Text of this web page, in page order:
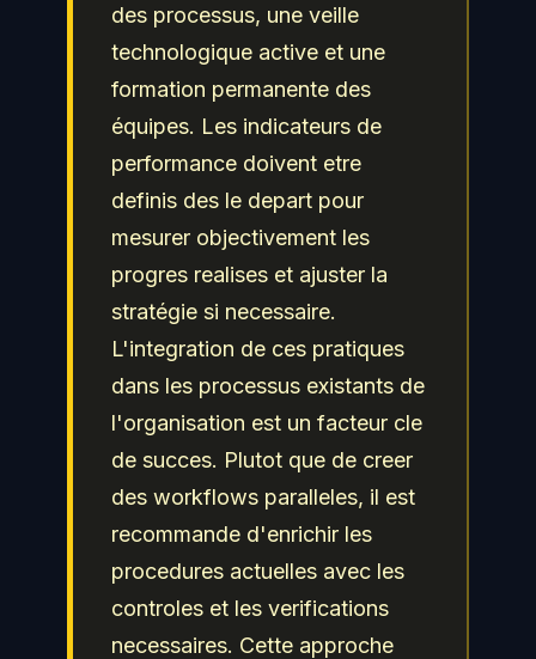
des processus, une veille
technologique active et une
formation permanente des
équipes. Les indicateurs de
performance doivent etre
definis des le depart pour
mesurer objectivement les
progres realises et ajuster la
stratégie si necessaire.
L'integration de ces pratiques
dans les processus existants de
l'organisation est un facteur cle
de succes. Plutot que de creer
des workflows paralleles, il est
recommande d'enrichir les
procedures actuelles avec les
controles et les verifications
necessaires. Cette approche